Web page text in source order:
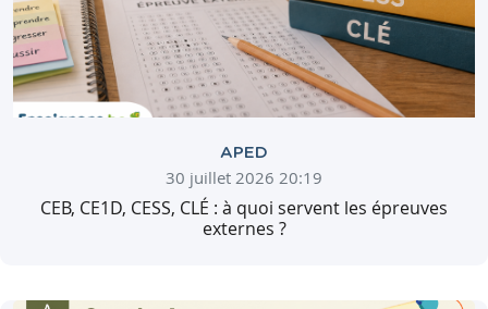
APED
30 juillet 2026 20:19
CEB, CE1D, CESS, CLÉ : à quoi servent les épreuves
externes ?